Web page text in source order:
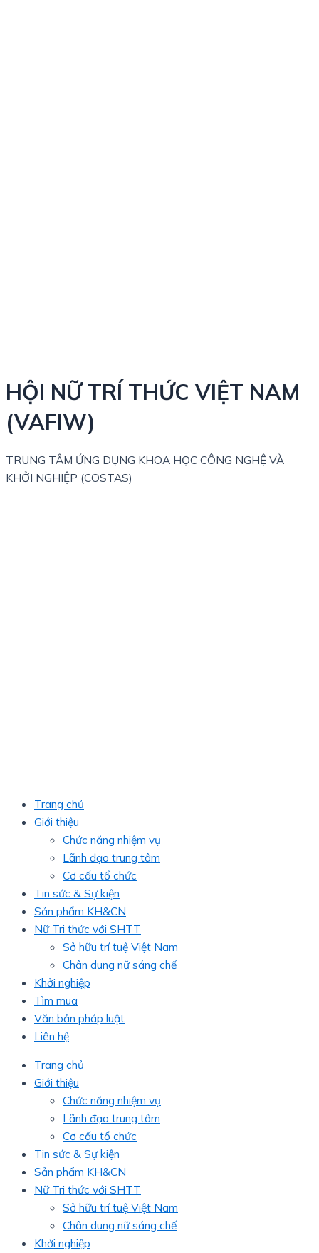
HỘI NỮ TRÍ THỨC VIỆT NAM
(VAFIW)
TRUNG TÂM ỨNG DỤNG KHOA HỌC CÔNG NGHỆ VÀ
KHỞI NGHIỆP (COSTAS)
Trang chủ
Giới thiệu
Chức năng nhiệm vụ
Lãnh đạo trung tâm
Cơ cấu tổ chức
Tin sức & Sự kiện
Sản phẩm KH&CN
Nữ Tri thức với SHTT
Sở hữu trí tuệ Việt Nam
Chân dung nữ sáng chế
Khởi nghiệp
Tìm mua
Văn bản pháp luật
Liên hệ
Trang chủ
Giới thiệu
Chức năng nhiệm vụ
Lãnh đạo trung tâm
Cơ cấu tổ chức
Tin sức & Sự kiện
Sản phẩm KH&CN
Nữ Tri thức với SHTT
Sở hữu trí tuệ Việt Nam
Chân dung nữ sáng chế
Khởi nghiệp